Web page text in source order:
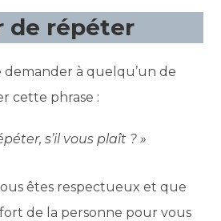
de répéter
demander à quelqu’un de
cette phrase :
s’il vous plaît ? »
êtes respectueux et que
de la personne pour vous